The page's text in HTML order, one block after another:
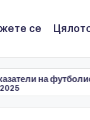
се
от